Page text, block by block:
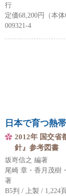
行
定価68,200円（本
009321-4
日本で育つ熱
2012年 国交省
針』参考図書
坂嵜信之 編著
尾崎 章・香月茂
著
B5判 / 上製 / 1,224